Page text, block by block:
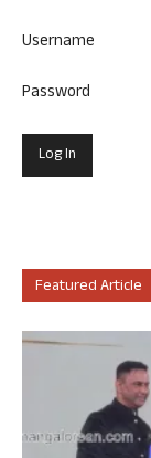
Username
Password
Featured Article